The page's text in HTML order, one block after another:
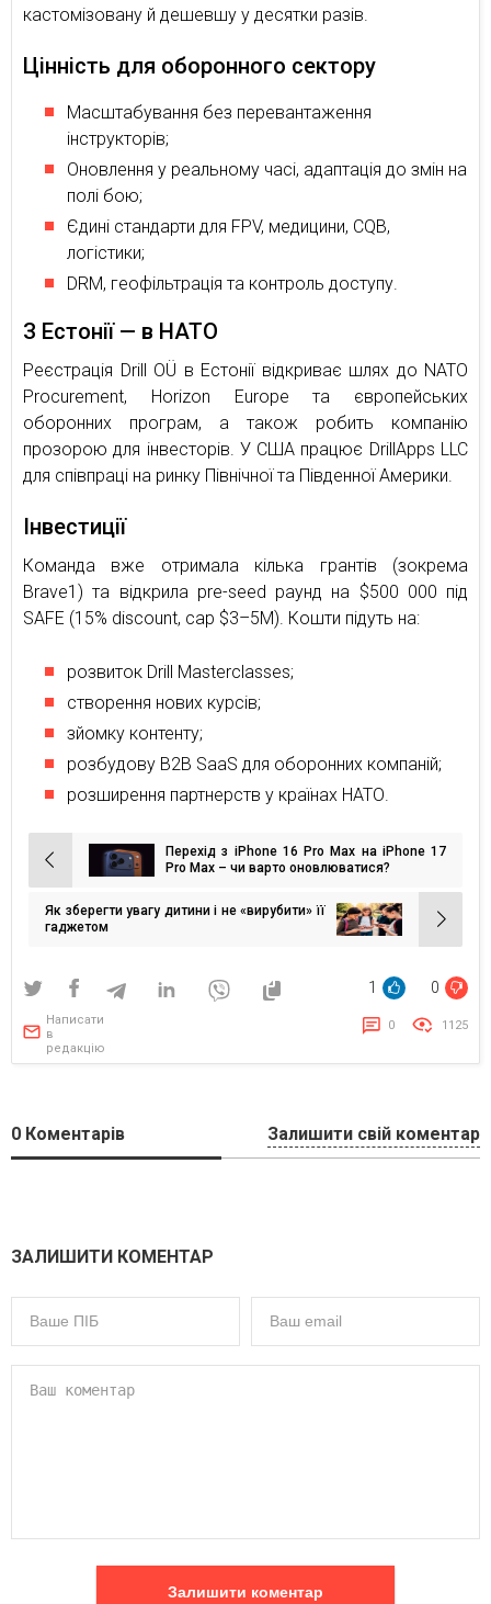
кастомізовану й дешевшу у десятки разів.
Цінність для оборонного сектору
Масштабування без перевантаження
інструкторів;
Оновлення у реальному часі, адаптація до змін на
полі бою;
Єдині стандарти для FPV, медицини, CQB,
логістики;
DRM, геофільтрація та контроль доступу.
З Естонії — в НАТО
Реєстрація Drill OÜ в Естонії відкриває шлях до NATO
Procurement, Horizon Europe та європейських
оборонних програм, а також робить компанію
прозорою для інвесторів. У США працює DrillApps LLC
для співпраці на ринку Північної та Південної Америки.
Інвестиції
Команда вже отримала кілька грантів (зокрема
Brave1) та відкрила pre-seed раунд на $500 000 під
SAFE (15% discount, cap $3–5M). Кошти підуть на:
розвиток Drill Masterclasses;
створення нових курсів;
зйомку контенту;
розбудову B2B SaaS для оборонних компаній;
розширення партнерств у країнах НАТО.
Навігація
записів
Перехід з iPhone 16 Pro Max на iPhone 17
Pro Max – чи варто оновлюватися?
Як зберегти увагу дитини і не «вирубити» її
гаджетом
1 0
Написати
в
редакцію
0 1125
0 Коментарів Залишити свій коментар
ЗАЛИШИТИ КОМЕНТАР
Залишити коментар